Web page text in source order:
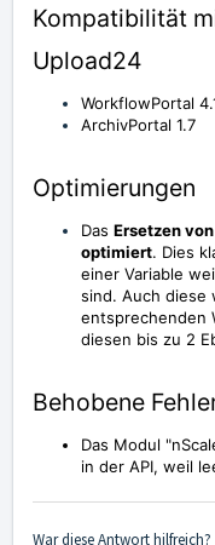
Kompatibilität
Upload24
WorkflowPortal
ArchivPortal 1.7
Optimierungen
Das Ersetzen
optimiert. Dies
einer Variable
sind. Auch diese
entsprechenden
diesen bis zu 2
Behobene
Das Modul
in der API, weil
War diese Antwort hilfreich?